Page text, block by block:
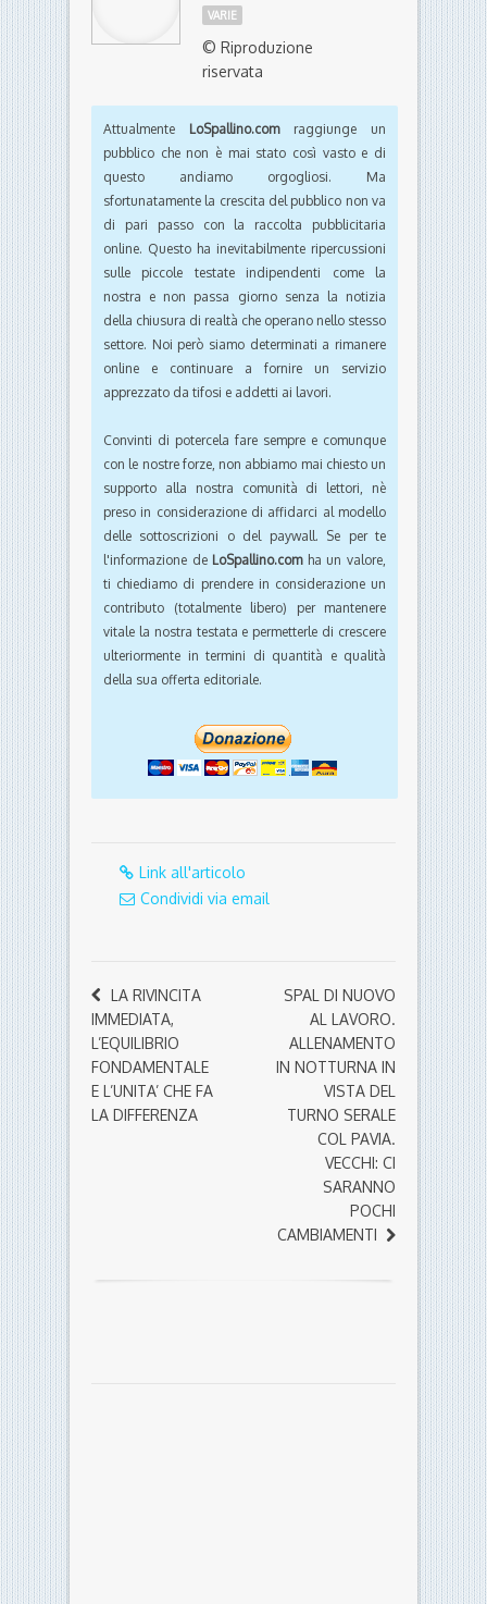
VARIE
© Riproduzione
riservata
Attualmente LoSpallino.comraggiunge un
pubblico che non è mai stato così vasto e di
questo andiamo orgogliosi. Ma
sfortunatamente la crescita del pubblico non va
di pari passo con la raccolta pubblicitaria
online. Questo ha inevitabilmente ripercussioni
sulle piccole testate indipendenti come la
nostra e non passa giorno senza la notizia
della chiusura di realtà che operano nello stesso
settore. Noi però siamo determinati a rimanere
online e continuare a fornire un servizio
apprezzato da tifosi e addetti ai lavori.
Convinti di potercela fare sempre e comunque
con le nostre forze, non abbiamo mai chiesto un
supporto alla nostra comunità di lettori, nè
preso in considerazione di affidarci al modello
delle sottoscrizioni o del paywall. Se per te
l'informazione de LoSpallino.comha un valore,
ti chiediamo di prendere in considerazione un
contributo (totalmente libero) per mantenere
vitale la nostra testata e permetterle di crescere
ulteriormente in termini di quantità e qualità
della sua offerta editoriale.
Link all'articolo
Condividi via email
LA RIVINCITA
IMMEDIATA,
L’EQUILIBRIO
FONDAMENTALE
E L’UNITA’ CHE FA
LA DIFFERENZA
SPAL DI NUOVO
AL LAVORO.
ALLENAMENTO
IN NOTTURNA IN
VISTA DEL
TURNO SERALE
COL PAVIA.
VECCHI: CI
SARANNO
POCHI
CAMBIAMENTI